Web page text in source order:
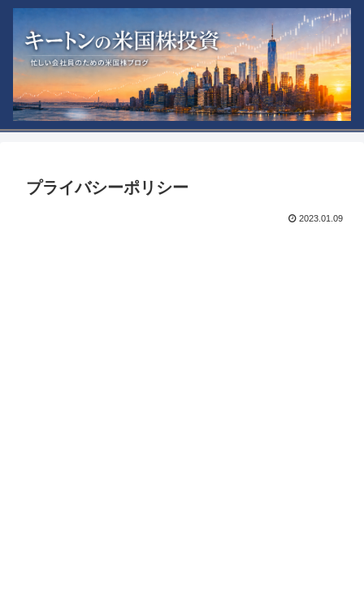
プライバシーポリシー
2023.01.09